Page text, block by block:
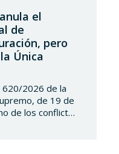
el
de
pero
Única
620/2026 de la
de 19 de
de los conflictos